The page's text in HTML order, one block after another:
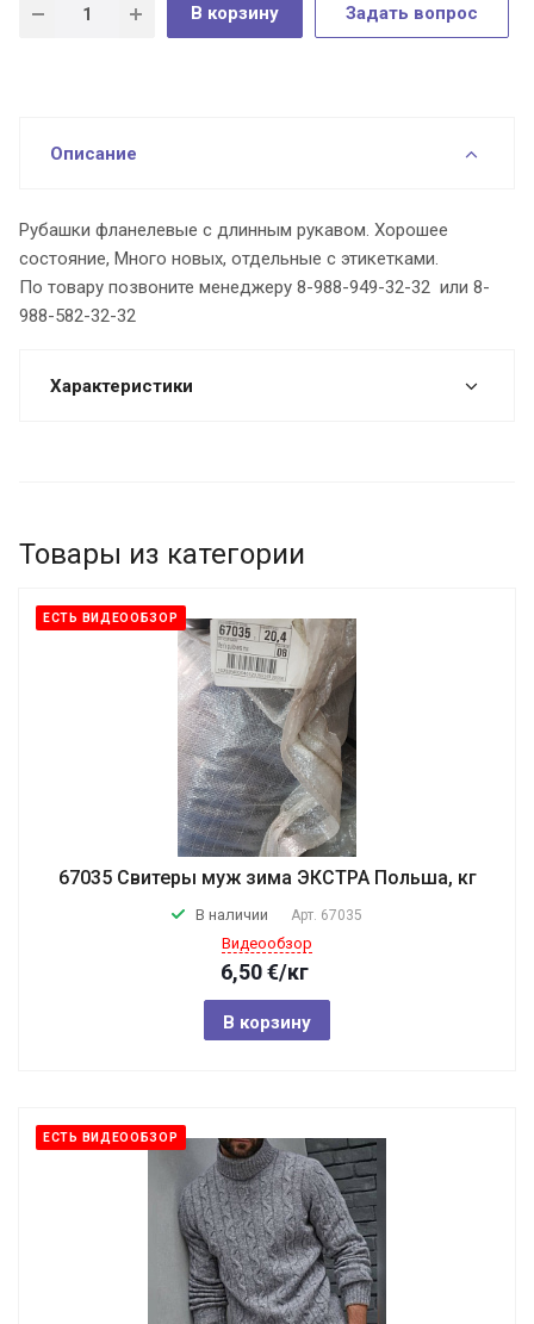
В корзину Задать вопрос
Описание
Рубашки фланелевые с длинным рукавом. Хорошее
состояние, Много новых, отдельные с этикетками.
По товару позвоните менеджеру 8-988-949-32-32 или 8-
988-582-32-32
Характеристики
Товары из категории
ЕСТЬ ВИДЕООБЗОР
67035 Свитеры муж зима ЭКСТРА Польша, кг
В наличии Арт. 67035
Видеообзор
6,50€/кг
В корзину
ЕСТЬ ВИДЕООБЗОР